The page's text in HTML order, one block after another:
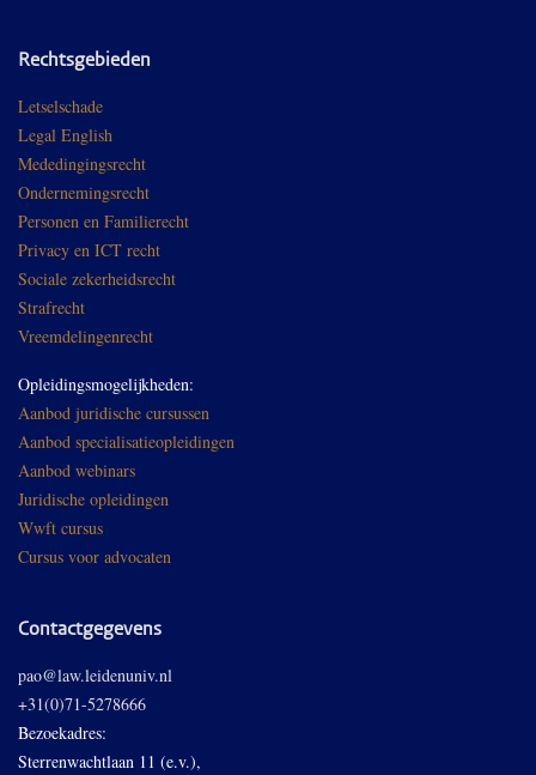
Rechtsgebieden
Letselschade
Legal English
Mededingingsrecht
Ondernemingsrecht
Personen en Familierecht
Privacy en ICT recht
Sociale zekerheidsrecht
Strafrecht
Vreemdelingenrecht
Opleidingsmogelijkheden:
Aanbod juridische cursussen
Aanbod specialisatieopleidingen
Aanbod webinars
Juridische opleidingen
Wwft cursus
Cursus voor advocaten
Contactgegevens
pao@law.leidenuniv.nl
+31(0)71-5278666
Bezoekadres:
Sterrenwachtlaan 11 (e.v.),